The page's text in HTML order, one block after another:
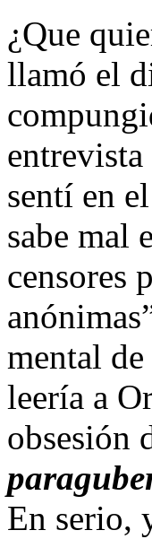
¿Que
llamó el
sentí en el
sabe mal
censores
mental
leería a
obsesión
En serio,